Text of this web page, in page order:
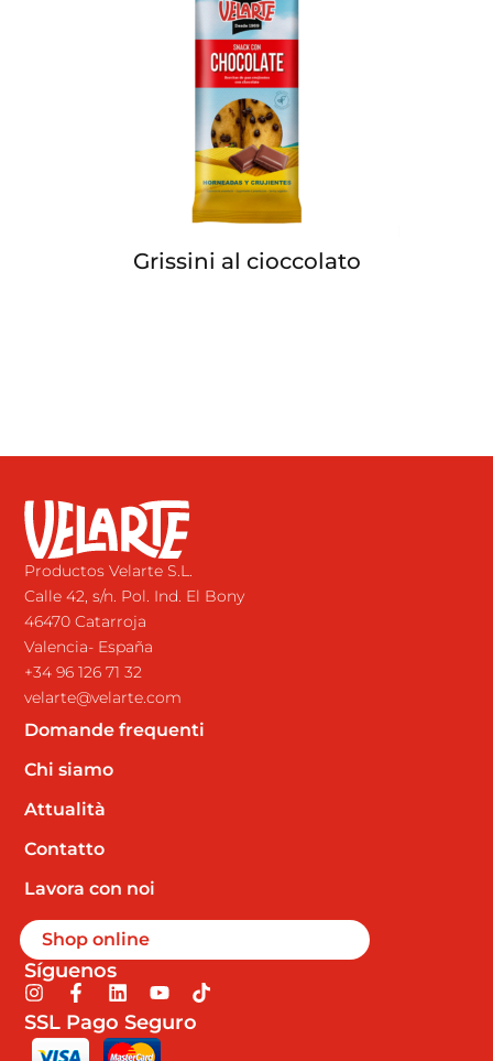
Grissini al cioccolato
Productos Velarte S.L.
Calle 42, s/n. Pol. Ind. El Bony
46470 Catarroja
Valencia- España
+34 96 126 71 32
velarte@velarte.com
Domande frequenti
Chi siamo
Attualità
Contatto
Lavora con noi
Shop online
Síguenos
I
n
s
t
F
a
c
e
L
n
k
Y
u
t
T
SSL Pago Seguro